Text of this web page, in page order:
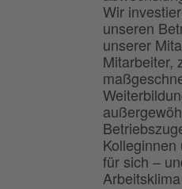
Wir
unseren
unserer
Mitarbeiter,
für sich –